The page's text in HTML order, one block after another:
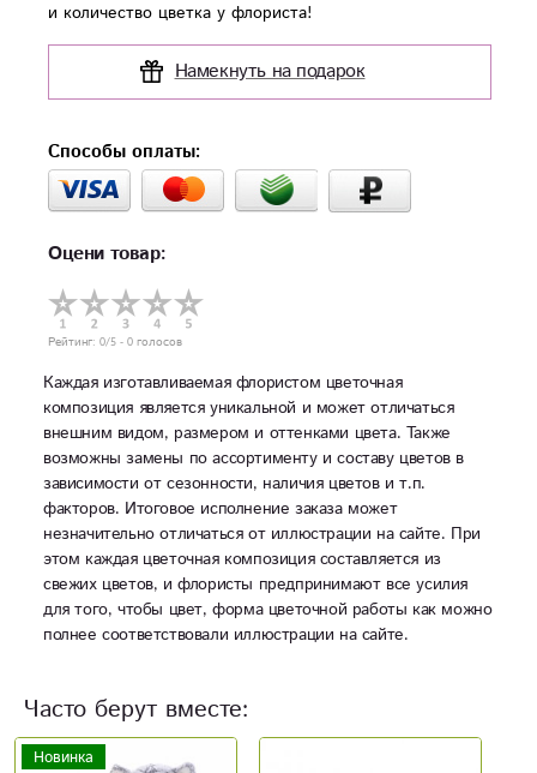
и количество цветка у флориста!
Намекнуть на подарок
Способы оплаты:
Оцени товар:
Рейтинг: 0/5 - 0 голосов
Каждая изготавливаемая флористом цветочная
композиция является уникальной и может отличаться
внешним видом, размером и оттенками цвета. Также
возможны замены по ассортименту и составу цветов в
зависимости от сезонности, наличия цветов и т.п.
факторов. Итоговое исполнение заказа может
незначительно отличаться от иллюстрации на сайте. При
этом каждая цветочная композиция составляется из
свежих цветов, и флористы предпринимают все усилия
для того, чтобы цвет, форма цветочной работы как можно
полнее соответствовали иллюстрации на сайте.
Часто берут вместе: